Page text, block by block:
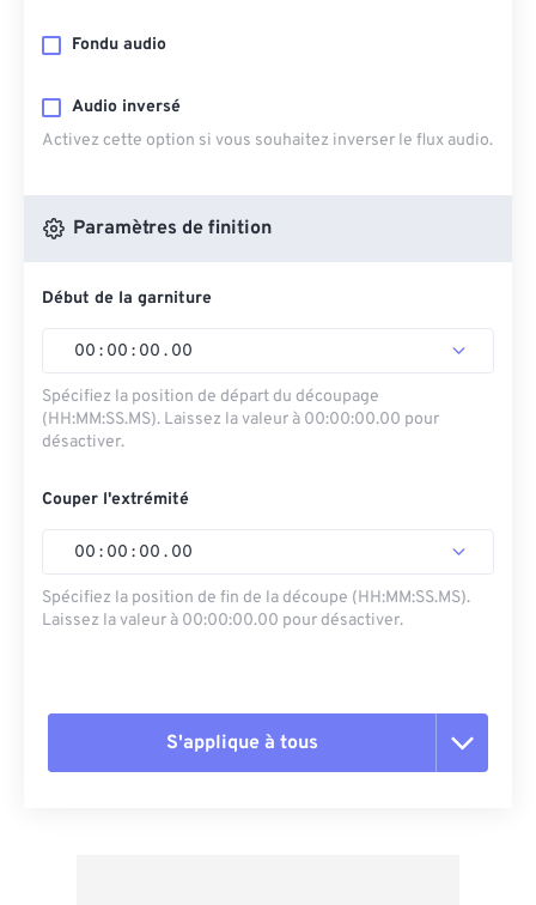
Fondu audio
Audio inversé
Activez cette option si vous souhaitez inverser le flux audio.
Paramètres de finition
Début de la garniture
00 : 00 : 00 . 00
Spécifiez la position de départ du découpage
(HH:MM:SS.MS). Laissez la valeur à 00:00:00.00 pour
désactiver.
Couper l'extrémité
00 : 00 : 00 . 00
Spécifiez la position de fin de la découpe (HH:MM:SS.MS).
Laissez la valeur à 00:00:00.00 pour désactiver.
S'applique à tous